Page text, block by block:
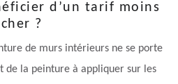
d’un tarif moins
cher ?
de murs intérieurs ne se porte
de la peinture à appliquer sur les